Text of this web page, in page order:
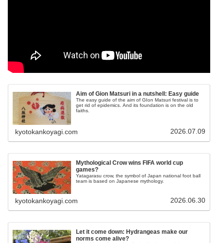
Aim of Gion Matsuri in a nutshell: Easy guide
The easy guide of the aim of GIon Matsuri festival is to
get rid of epidemics. And its foundation is on the old
faiths.
kyotokankoyagi.com 2026.07.09
Mythological Crow wins FIFA world cup
games?
Yatagarasu crow, the symbol of Japan national foot ball
team is based on Japanese mythology.
kyotokankoyagi.com 2026.06.30
Let it come down: Hydrangeas make our
norms come alive?